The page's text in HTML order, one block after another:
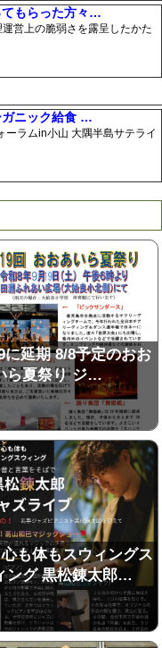
てもらった方々…
営上の脆弱さを露呈したかた
ガニック給食 …
ラムin小山 大隅半島サテライ
に延期 8/8予定のおお
ら夏祭り ジ…
も体もスウィングス
ング 黒松錬太郎…